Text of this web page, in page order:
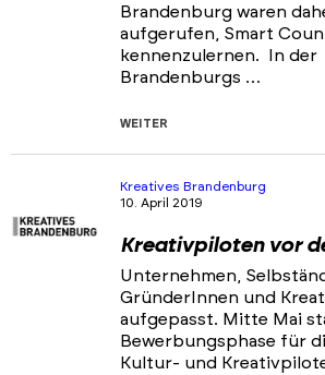
Brandenburg waren
aufgerufen, Smart
kennenzulernen. In
Brandenburgs …
WEITER
Kreatives Brandenburg
10. April 2019
Kreativpiloten vor
Unternehmen,
GründerInnen und
aufgepasst. Mitte Mai
Bewerbungsphase für
Kultur- und